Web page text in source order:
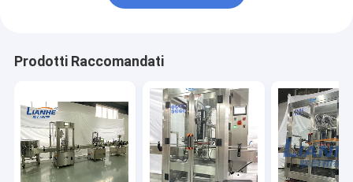
Prodotti Raccomandati